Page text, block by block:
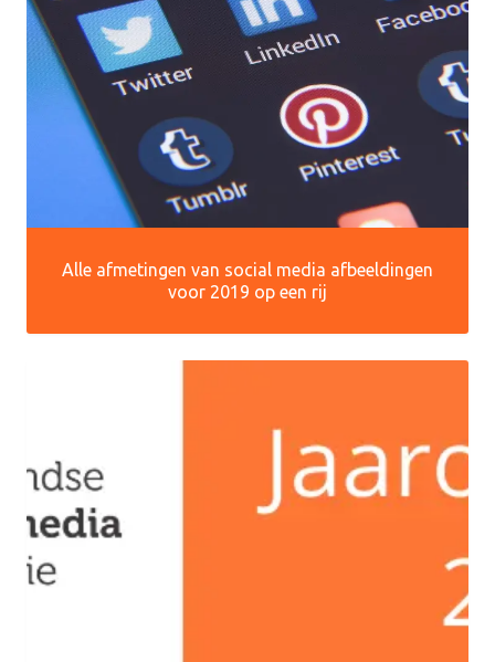
Alle afmetingen van social media afbeeldingen
voor 2019 op een rij